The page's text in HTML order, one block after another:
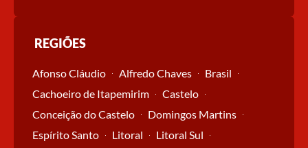
REGIÕES
Afonso Cláudio Alfredo Chaves
Brasil
Cachoeiro de Itapemirim
Castelo
Conceição do Castelo
Domingos Martins
Espírito Santo
Litoral
Litoral Sul